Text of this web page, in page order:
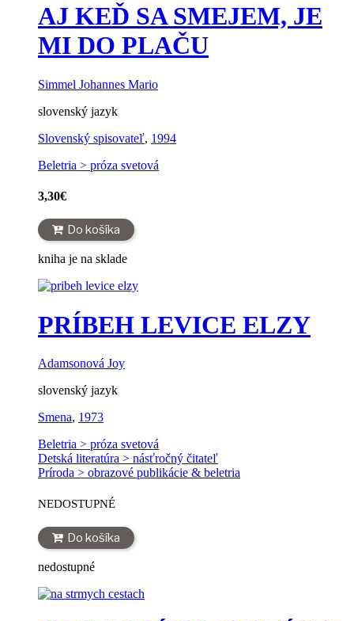
AJ KEĎ SA SMEJEM, JE
MI DO PLAČU
Simmel Johannes Mario
slovenský jazyk
Slovenský spisovateľ, 1994
Beletria > próza svetová
3,30€
Do košíka
kniha je na sklade
PRÍBEH LEVICE ELZY
Adamsonová Joy
slovenský jazyk
Smena, 1973
Beletria > próza svetová
Detská literatúra > násťročný čitateľ
Príroda > obrazové publikácie & beletria
NEDOSTUPNÉ
Do košíka
nedostupné